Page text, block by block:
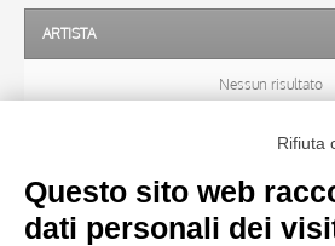
ARTISTA
Nessun risultato
OGGETTO
Rifiuta
Questo sito web
dati personali dei